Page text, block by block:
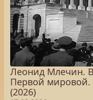
Леонид Млечин.
Первой мировой.
(2026)